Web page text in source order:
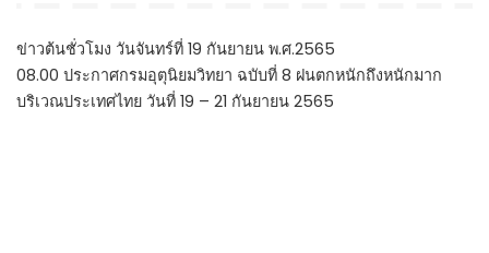
ข่าวต้นชั่วโมง วันจันทร์ที่ 19 กันยายน พ.ศ.2565
08.00 ประกาศกรมอุตุนิยมวิทยา ฉบับที่ 8 ฝนตกหนักถึงหนักมาก
บริเวณประเทศไทย วันที่ 19 – 21 กันยายน 2565